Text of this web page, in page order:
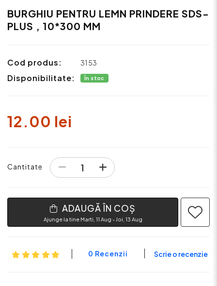
BURGHIU PENTRU LEMN PRINDERE SDS-
PLUS , 10*300 MM
Cod produs: 3153
Disponibilitate: În stoc
12.00 lei
Cantitate
ADAUGĂ ÎN COȘ
Ajunge la tine Marti, 11 Aug - Joi, 13 Aug
0 Recenzii Scrie o recenzie